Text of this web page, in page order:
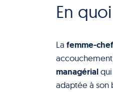
En
La femme-
managérial
adaptée à son